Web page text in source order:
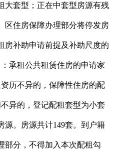
大套型；正在中套型房源有残
区住房保障办理部分将停发房
房补助申请前提及补助尺度的
承租公共租赁住房的申请家
历不异的，保障性住房的配
异的，登记配租套型为小套
源。房源共计149套。到户籍
部分，不得加入本次配租勾